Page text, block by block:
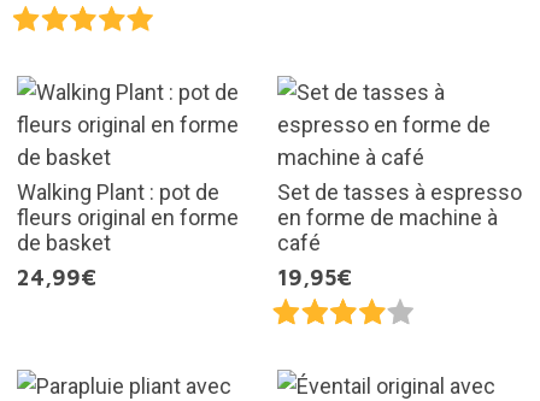
Walking Plant : pot de
fleurs original en forme
de basket
24,99€
Set de tasses à espresso
en forme de machine à
café
19,95€